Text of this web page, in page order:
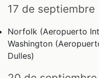
17 de septiembre
Norfolk (Aeropuerto
Washington
Dulles)